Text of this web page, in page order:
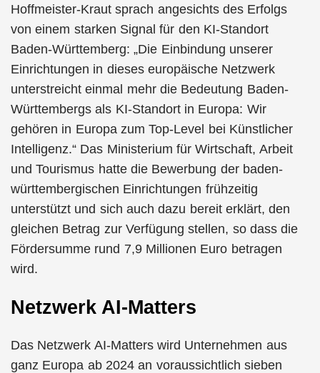
Hoffmeister-Kraut sprach angesichts des Erfolgs
von einem starken Signal für den KI-Standort
Baden-Württemberg: „Die Einbindung unserer
Einrichtungen in dieses europäische Netzwerk
unterstreicht einmal mehr die Bedeutung Baden-
Württembergs als KI-Standort in Europa: Wir
gehören in Europa zum Top-Level bei Künstlicher
Intelligenz.“ Das Ministerium für Wirtschaft, Arbeit
und Tourismus hatte die Bewerbung der baden-
württembergischen Einrichtungen frühzeitig
unterstützt und sich auch dazu bereit erklärt, den
gleichen Betrag zur Verfügung stellen, so dass die
Fördersumme rund 7,9 Millionen Euro betragen
wird.
Netzwerk AI-Matters
Das Netzwerk AI-Matters wird Unternehmen aus
ganz Europa ab 2024 an voraussichtlich sieben